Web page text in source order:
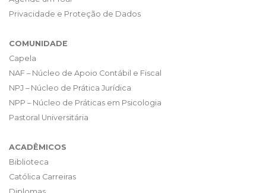
Privacidade e Proteção de Dados
COMUNIDADE
Capela
NAF – Núcleo de Apoio Contábil e Fiscal
NPJ – Núcleo de Prática Jurídica
NPP – Núcleo de Práticas em Psicologia
Pastoral Universitária
ACADÊMICOS
Biblioteca
Católica Carreiras